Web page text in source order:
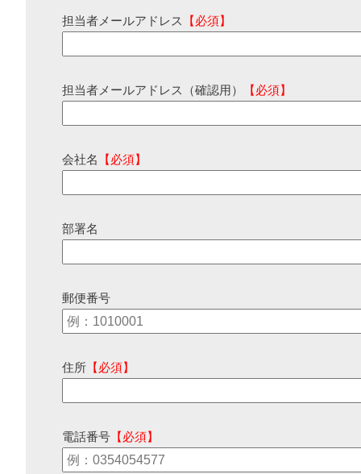
担当者メールアドレス 【必須】
担当者メールアドレス（確認用） 【必須】
会社名 【必須】
部署名
郵便番号
住所 【必須】
電話番号 【必須】